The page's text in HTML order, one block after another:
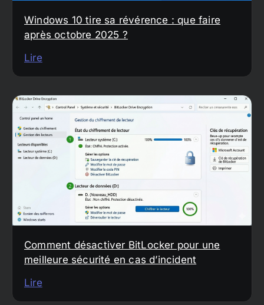
Windows 10 tire sa révérence : que faire
après octobre 2025 ?
Lire
Comment désactiver BitLocker pour une
meilleure sécurité en cas d’incident
Lire